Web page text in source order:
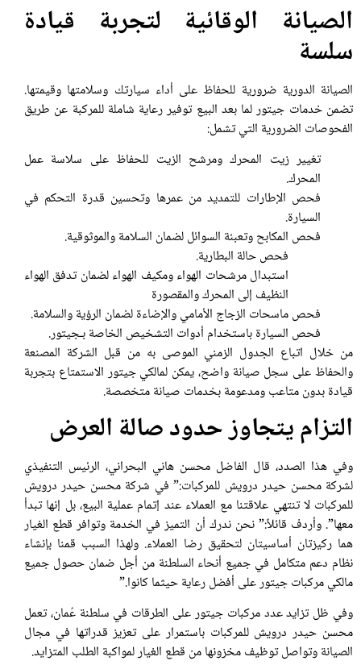
الصيانة الوقائية لتجربة قيادة
سلسة
الصيانة الدورية ضرورية للحفاظ على أداء سيارتك وسلامتها وقيمتها.
تضمن خدمات جيتور لما بعد البيع توفير رعاية شاملة للمركبة عن طريق
الفحوصات الضرورية التي تشمل:
تغيير زيت المحرك ومرشح الزيت للحفاظ على سلاسة عمل
المحرك.
فحص الإطارات للتمديد من عمرها وتحسين قدرة التحكم في
السيارة.
فحص المكابح وتعبئة السوائل لضمان السلامة والموثوقية.
فحص حالة البطارية.
استبدال مرشحات الهواء ومكيف الهواء لضمان تدفق الهواء
النظيف إلى المحرك والمقصورة
فحص ماسحات الزجاج الأمامي والإضاءة لضمان الرؤية والسلامة.
فحص السيارة باستخدام أدوات التشخيص الخاصة بـجيتور.
من خلال اتباع الجدول الزمني الموصى به من قبل الشركة المصنعة
والحفاظ على سجل صيانة واضح، يمكن لمالكي جيتور الاستمتاع بتجربة
قيادة بدون متاعب ومدعومة بخدمات صيانة متخصصة.
التزام يتجاوز حدود صالة العرض
وفي هذا الصدد، قال الفاضل محسن هاني البحراني، الرئيس التنفيذي
لشركة محسن حيدر درويش للمركبات:” في شركة محسن حيدر درويش
للمركبات لا تنتهي علاقتنا مع العملاء عند إتمام عملية البيع، بل إنها تبدأ
معها”. وأردف قائلاً:” نحن ندرك أن التميز في الخدمة وتوافر قطع الغيار
هما ركيزتان أساسيتان لتحقيق رضا العملاء. ولهذا السبب قمنا بإنشاء
نظام دعم متكامل في جميع أنحاء السلطنة من أجل ضمان حصول جميع
مالكي مركبات جيتور على أفضل رعاية حيثما كانوا.”
وفي ظل تزايد عدد مركبات جيتور على الطرقات في سلطنة عُمان، تعمل
محسن حيدر درويش للمركبات باستمرار على تعزيز قدراتها في مجال
الصيانة وتواصل توظيف مخزونها من قطع الغيار لمواكبة الطلب المتزايد.